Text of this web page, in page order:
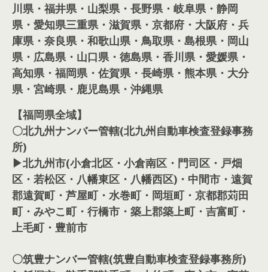
川県・福井県・山梨県・長野県・岐阜県・静岡
県・愛知県三重県・滋賀県・京都府・大阪府・兵
庫県・奈良県・和歌山県・鳥取県・島根県・岡山
県・広島県・山口県・徳島県・香川県・愛媛県・
高知県・福岡県・佐賀県・長崎県・熊本県・大分
県・宮崎県・鹿児島県・沖縄県
【福岡県全域】
〇北九州ナンバー管轄(北九州自動車検査登録事務
所)
▶北九州市(小倉北区・小倉南区・門司区・戸畑
区・若松区・八幡東区・八幡西区)・中間市・遠賀
郡遠賀町・芦屋町・水巻町・岡垣町・京都郡苅田
町・みやこ町・行橋市・築上郡築上町・吉富町・
上毛町・豊前市
〇筑豊ナンバー管轄(筑豊自動車検査登録事務所)